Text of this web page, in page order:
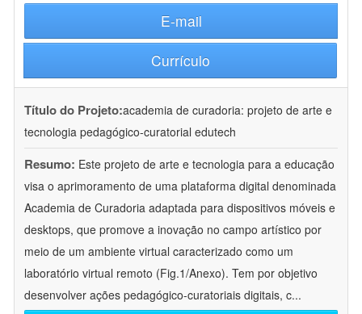
E-mail
Currículo
Título do Projeto:academia de curadoria: projeto de arte e
tecnologia pedagógico-curatorial edutech
Resumo: Este projeto de arte e tecnologia para a educação
visa o aprimoramento de uma plataforma digital denominada
Academia de Curadoria adaptada para dispositivos móveis e
desktops, que promove a inovação no campo artístico por
meio de um ambiente virtual caracterizado como um
laboratório virtual remoto (Fig.1/Anexo). Tem por objetivo
desenvolver ações pedagógico-curatoriais digitais, c...